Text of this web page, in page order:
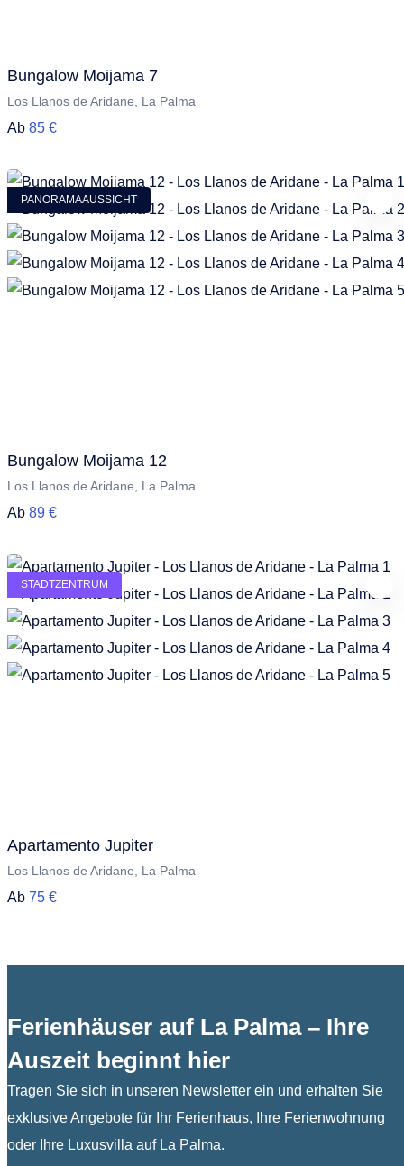
Bungalow Moijama 7
Los Llanos de Aridane, La Palma
Ab 85 €
PANORAMAAUSSICHT
Bungalow Moijama 12
Los Llanos de Aridane, La Palma
Ab 89 €
STADTZENTRUM
Apartamento Jupiter
Los Llanos de Aridane, La Palma
Ab 75 €
Ferienhäuser auf La Palma – Ihre
Auszeit beginnt hier
Tragen Sie sich in unseren Newsletter ein und erhalten Sie
exklusive Angebote für Ihr Ferienhaus, Ihre Ferienwohnung
oder Ihre Luxusvilla auf La Palma.